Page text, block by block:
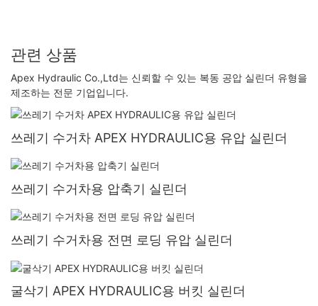
관련 상품
Apex Hydraulic Co.,Ltd는 신뢰할 수 있는 복동 공압 실린더 유형을
제조하는 전문 기업입니다.
쓰레기 수거차 APEX HYDRAULIC용 유압 실린더
쓰레기 수거차용 압축기 실린더
쓰레기 수거차용 전면 로딩 유압 실린더
굴삭기 APEX HYDRAULIC용 버킷 실린더